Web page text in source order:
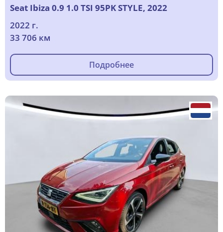
Seat Ibiza 0.9 1.0 TSI 95PK STYLE, 2022
2022 г.
33 706 км
Подробнее